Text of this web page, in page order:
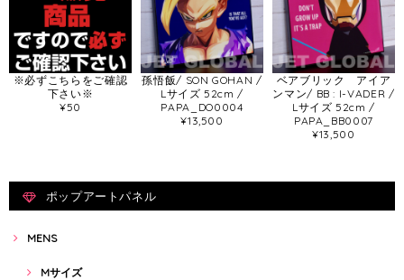
※必ずこちらをご確認
下さい※
¥50
孫悟飯/ SON GOHAN /
Lサイズ 52cm /
PAPA_DO0004
¥13,500
ベアブリック アイア
ンマン/ BB : I-VADER /
Lサイズ 52cm /
PAPA_BB0007
¥13,500
ポップアートパネル
MENS
Mサイズ